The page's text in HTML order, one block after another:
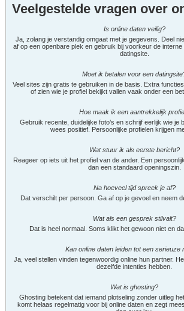
Veelgestelde vragen over
Is online daten veilig?
Ja, zolang je verstandig omgaat met je gegevens. Deel
af op een openbare plek en gebruik bij voorkeur de
datingsite.
Moet ik betalen voor een
Veel sites zijn gratis te gebruiken in de basis. Extra
of zien wie je profiel bekijkt vallen vaak onder een
Hoe maak ik een aantrekkelijk
Gebruik recente, duidelijke foto’s en schrijf eerlijk wie je
wees positief. Persoonlijke profielen krijgen
Wat stuur ik als eerste bericht?
Reageer op iets uit het profiel van de ander. Een
dan een standaard openingszin.
Na hoeveel tijd spreek je af?
Dat verschilt per persoon. Ga af op je gevoel en neem
Wat als een gesprek stilvalt?
Dat is heel normaal. Soms klikt het gewoon niet en
Kan online daten leiden tot een serieuze
Ja, veel stellen vinden tegenwoordig online hun partner.
dezelfde intenties hebben.
Wat is ghosting?
Ghosting betekent dat iemand plotseling zonder uitleg
komt helaas regelmatig voor bij online daten en zegt